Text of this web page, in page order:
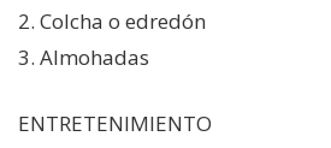
2. Colcha o edredón
3. Almohadas
ENTRETENIMIENTO